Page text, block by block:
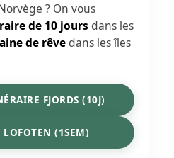
? On vous
de 10 jours dans les
de rêvedans les îles
FJORDS (10J)
LOFOTEN (1SEM)